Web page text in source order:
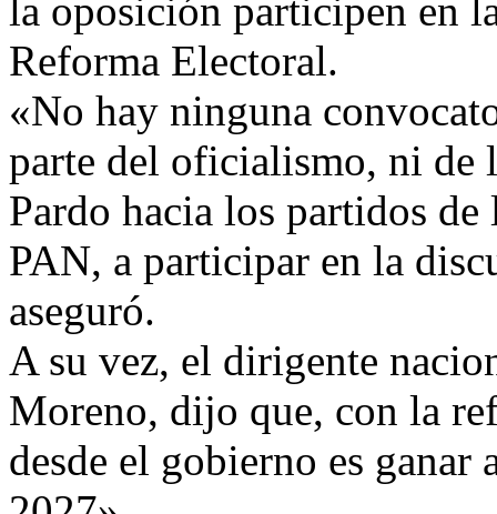
la oposición participen en
Reforma Electoral.
«No hay ninguna
parte del oficialismo, ni de
Pardo hacia los partidos
PAN, a participar en la
aseguró.
A su vez, el dirigente
Moreno, dijo que, con la
desde el gobierno es ganar